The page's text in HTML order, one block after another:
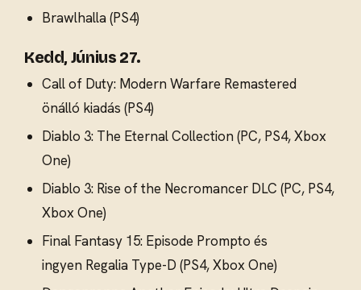
Brawlhalla (PS4)
Kedd, Június 27.
Call of Duty: Modern Warfare Remastered
önálló kiadás (PS4)
Diablo 3: The Eternal Collection (PC, PS4, Xbox
One)
Diablo 3: Rise of the Necromancer DLC (PC, PS4,
Xbox One)
Final Fantasy 15: Episode Prompto és
ingyen Regalia Type-D (PS4, Xbox One)